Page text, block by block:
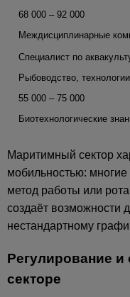
68 000 – 92 000
Междисциплинарные
Специалист по
Рыбоводство,
55 000 – 75 000
Биотехнологические
Маритимный сектор
мобильностью:
метод работы или
создаёт возможности
нестандартному
Регулирование
секторе